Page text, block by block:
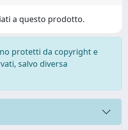
a questo prodotto.
protetti da copyright e
salvo diversa